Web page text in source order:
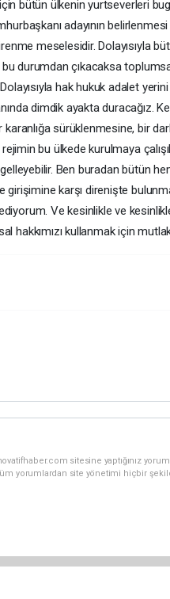
bütün ülkenin yurtseverleri
adayının
meselesidir. Dolayısıyla
durumdan çıkacaksa
hak hukuk adalet
dimdik ayakta duracağız.
sürüklenmesine, bir
bu ülkede kurulmaya
Ben buradan bütün
karşı direnişte
Ve kesinlikle ve kesinlikle
hakkımızı kullanmak için
sitesine yaptığınız
yorumlardan site yönetimi hiçbir